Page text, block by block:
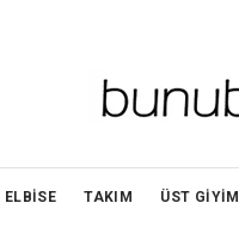
ELBİSE TAKIM ÜST GİYİM